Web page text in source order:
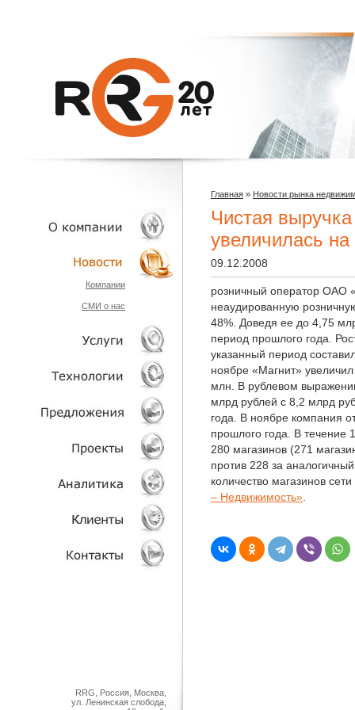
О КОМПАНИИ
НОВОСТИ
Компании
СМИ о нас
УСЛУГИ
ТЕХНОЛОГИИ
ОБЪЕКТЫ
ПРОЕКТЫ
АНАЛИТИКА
КЛИЕНТЫ
Главная » Новости рынка
Чистая
увеличилась на
09.12.2008
розничный оператор ОАО
неаудированную
48%. Доведя ее до 4,75
период прошлого года.
указанный период
ноябре «Магнит»
млн. В рублевом
млрд рублей с 8,2 млрд
года. В ноябре компания
прошлого года. В течение
280 магазинов (271
против 228 за
количество магазинов
– Недвижимость»
RRG, Россия, Москва,
ул. Ленинская слобода,